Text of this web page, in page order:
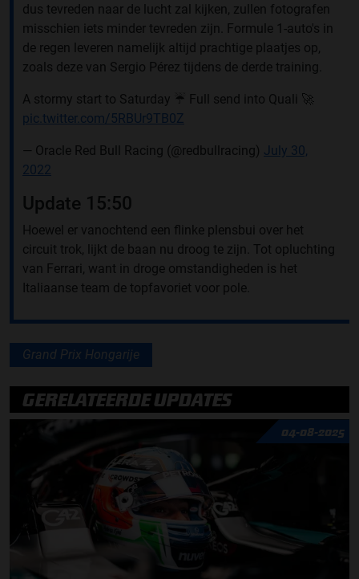
dus tevreden naar de lucht zal kijken, zullen fotografen
misschien iets minder tevreden zijn. Formule 1-auto's in
de regen leveren namelijk altijd prachtige plaatjes op,
zoals deze van Sergio Pérez tijdens de derde training.
A stormy start to Saturday ☔️ Full send into Quali 🚀
pic.twitter.com/5RBUr9TB0Z
— Oracle Red Bull Racing (@redbullracing) July 30,
2022
Update 15:50
Hoewel er vanochtend een flinke plensbui over het
circuit trok, lijkt de baan nu droog te zijn. Tot opluchting
van Ferrari, want in droge omstandigheden is het
Italiaanse team de topfavoriet voor pole.
Grand Prix Hongarije
GERELATEERDE UPDATES
04-08-2025